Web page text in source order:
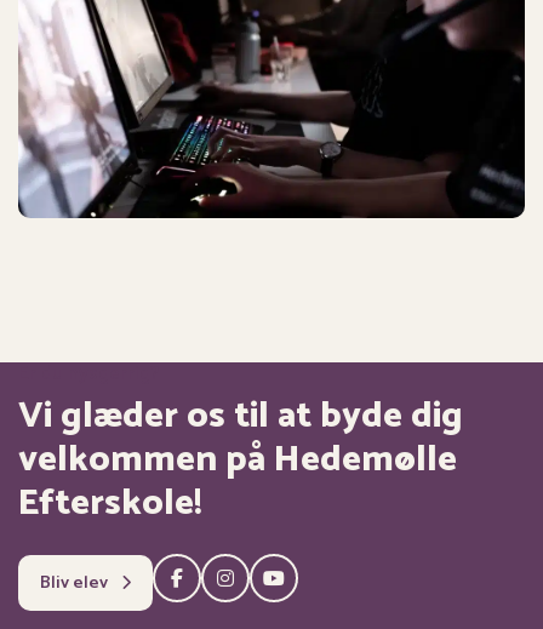
Vi glæder os til at byde dig
velkommen på Hedemølle
Efterskole!
Bliv elev